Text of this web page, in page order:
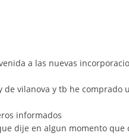
a las nuevas
de vilanova y tb he
informados
dije en algun momento